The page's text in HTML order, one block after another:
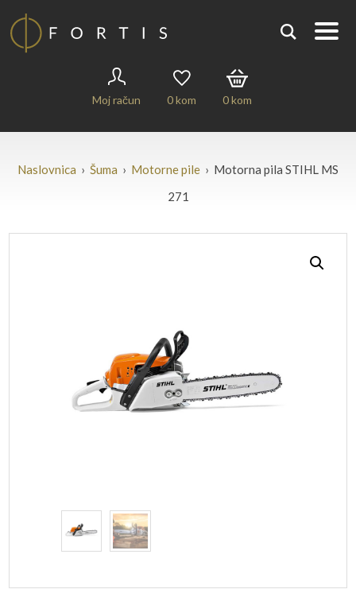
Moj račun 0kom 0kom
Naslovnica › Šuma › Motorne pile › Motorna pila STIHL MS
271